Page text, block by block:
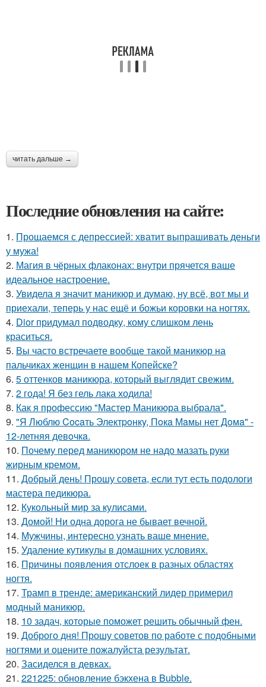
читать дальше →
Последние обновления на сайте:
1. Прощаемся с депрессией: хватит выпрашивать деньги
у мужа!
2. Магия в чёрных флаконах: внутри прячется ваше
идеальное настроение.
3. Увидела я значит маникюр и думаю, ну всё, вот мы и
приехали, теперь у нас ещё и божьи коровки на ногтях.
4. Dior придумал подводку, кому слишком лень
краситься.
5. Вы часто встречаете вообще такой маникюр на
пальчиках женщин в нашем Копейске?
6. 5 оттенков маникюра, который выглядит свежим.
7. 2 года! Я без гель лака ходила!
8. Как я профессию "Мастер Маникюра выбрала".
9. "Я Люблю Cocaть Электpoнкy, Пoкa Мaмы нет Дoмa" -
12-летняя девoчкa.
10. Почему перед маникюром не надо мазать руки
жирным кремом.
11. Добрый день! Прошу совета, если тут есть подологи
мастера педикюра.
12. Кукольный мир за кулисами.
13. Домой! Ни одна дорога не бывает вечной.
14. Мужчины, интересно узнать ваше мнение.
15. Удаление кутикулы в домашних условиях.
16. Причины появления отслоек в разных областях
ногтя.
17. Трамп в тренде: американский лидер примерил
модный маникюр.
18. 10 задач, которые поможет решить обычный фен.
19. Доброго дня! Прошу советов по работе с подобными
ногтями и оцените пожалуйста результат.
20. Засиделся в девках.
21. 221225: обновление бэкхена в Bubble.